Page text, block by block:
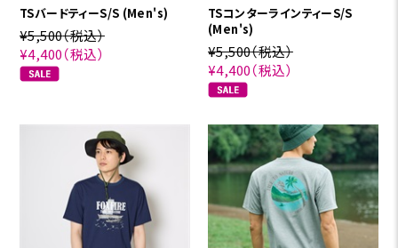
TSバードティーS/S (Men's)
¥5,500（税込）
¥4,400（税込）
TSコンターラインティーS/S
(Men's)
¥5,500（税込）
¥4,400（税込）